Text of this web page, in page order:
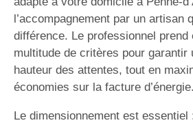
l’accompagnement par un artisan
différence. Le professionnel prend
multitude de critères pour garantir
hauteur des attentes, tout en
économies sur la facture d’énergie.
Le dimensionnement est essentiel